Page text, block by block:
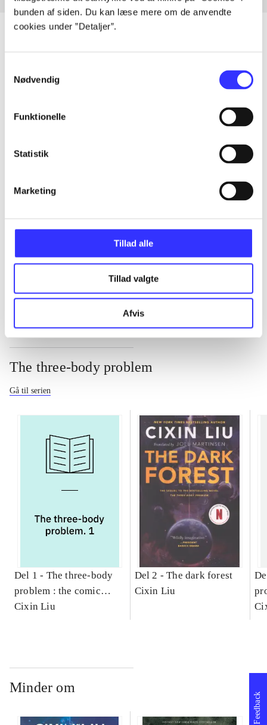
bunden af siden. Du kan læse mere om de anvendte
cookies under ”Detaljer”.
Nødvendig
Funktionelle
Statistik
Marketing
Tillad alle
Tillad valgte
Afvis
Alle registrerede artikler fordelt på udgivelser
...
...
The three-body problem
Gå til serien
Del 1 - The three-body
problem : the comic
edition. 1
Cixin Liu
Del 2 -The dark forest
Cixin Liu
Minder om
Feedback